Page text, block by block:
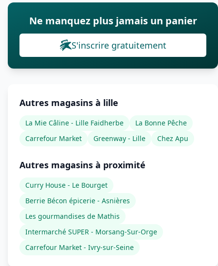
Ne manquez plus jamais un panier
S'inscrire gratuitement
Autres magasins à lille
La Mie Câline - Lille Faidherbe
La Bonne Pêche
Carrefour Market
Greenway - Lille Chez Apu
Autres magasins à proximité
Curry House - Le Bourget
Berrie Bécon épicerie - Asnières
Les gourmandises de Mathis
Intermarché SUPER - Morsang-Sur-Orge
Carrefour Market - Ivry-sur-Seine